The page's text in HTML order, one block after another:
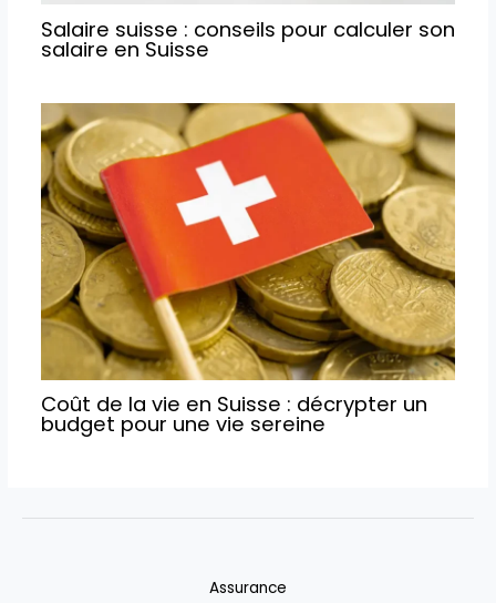
Salaire suisse : conseils pour calculer son
salaire en Suisse
Coût de la vie en Suisse : décrypter un
budget pour une vie sereine
Assurance